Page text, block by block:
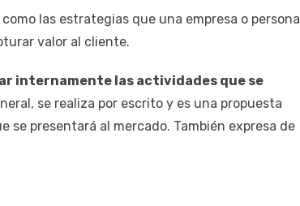
las estrategias que una empresa o persona
valor al cliente.
internamente las actividades que se
se realiza por escrito y es una propuesta
se presentará al mercado. También expresa de